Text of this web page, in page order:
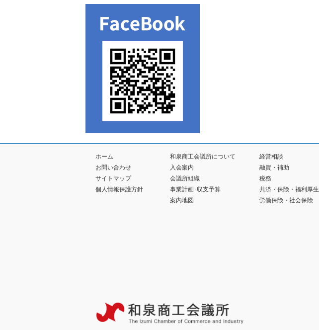
ホーム
お問い合わせ
サイトマップ
個人情報保護方針
和泉商工会議所について
入会案内
会議所組織
事業計画･収支予算
案内地図
経営相談
融資・補助
税務
共済・保険・福利厚生
労働保険・社会保険